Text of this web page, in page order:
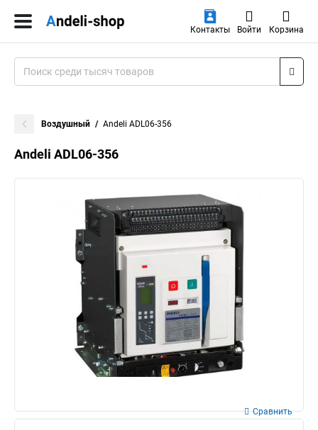
Контакты Войти Корзина
Воздушный Andeli ADL06-356
Andeli ADL06-356
Сравнить